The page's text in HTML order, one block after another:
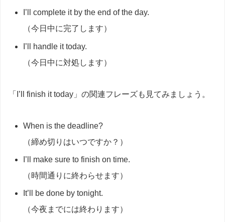
I’ll complete it by the end of the day.
（今日中に完了します）
I’ll handle it today.
（今日中に対処します）
「I’ll finish it today」の関連フレーズも見てみましょう。
When is the deadline?
（締め切りはいつですか？）
I’ll make sure to finish on time.
（時間通りに終わらせます）
It’ll be done by tonight.
（今夜までには終わります）